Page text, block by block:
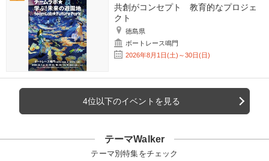
共創がコンセプト 教育的なプロジェ
クト
徳島県
ボートレース鳴門
2026年8月1日(土)～30日(日)
4位以下のイベントを見る
テーマWalker
テーマ別特集をチェック